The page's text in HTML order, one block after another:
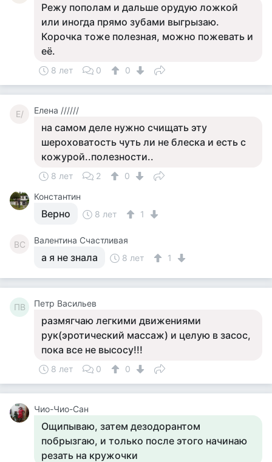
Режу пополам и дальше орудую ложкой
или иногда прямо зубами выгрызаю.
Корочка тоже полезная, можно пожевать и
её.
8 лет 0 0
Е/ Елена //////
на самом деле нужно счищать эту
шероховатость чуть ли не блеска и есть с
кожурой..полезности..
8 лет 2
0
Константин
Верно 8 лет 1
ВС Валентина Счастливая
а я не знала 8 лет 1
ПВ Петр Васильев
размягчаю легкими движениями
рук(эротический массаж) и целую в засос,
пока все не высосу!!!
8 лет 0 0
Чио-Чио-Сан
Ощипываю, затем дезодорантом
побрызгаю, и только после этого начинаю
резать на кружочки